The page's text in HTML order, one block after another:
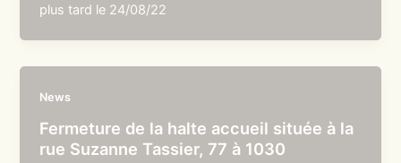
plus tard le 24/08/22
News
Fermeture de la halte accueil située à la
rue Suzanne Tassier, 77 à 1030